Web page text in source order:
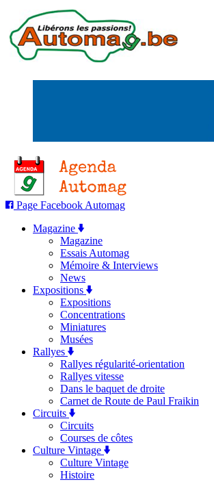
Page Facebook Automag
Magazine
Magazine
Essais Automag
Mémoire & Interviews
News
Expositions
Expositions
Concentrations
Miniatures
Musées
Rallyes
Rallyes régularité-orientation
Rallyes vitesse
Dans le baquet de droite
Carnet de Route de Paul Fraikin
Circuits
Circuits
Courses de côtes
Culture Vintage
Culture Vintage
Histoire